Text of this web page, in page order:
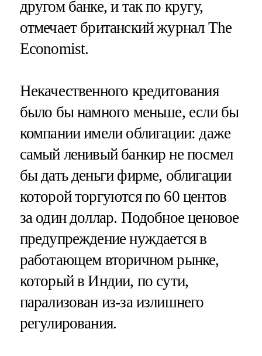
другом банке, и так по кругу,
отмечает британский журнал The
Economist.
Некачественного кредитования
было бы намного меньше, если бы
компании имели облигации: даже
самый ленивый банкир не посмел
бы дать деньги фирме, облигации
которой торгуются по 60 центов
за один доллар. Подобное ценовое
предупреждение нуждается в
работающем вторичном рынке,
который в Индии, по сути,
парализован из-за излишнего
регулирования.